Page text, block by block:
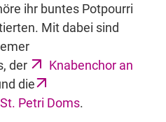
ihr buntes Potpourri
Mit dabei sind
der
Knabenchor an
die
Petri Doms.